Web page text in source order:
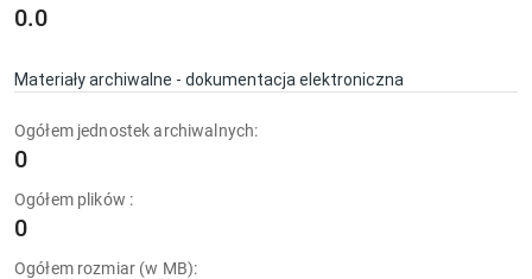
0.0
Materiały archiwalne - dokumentacja elektroniczna
Ogółem jednostek archiwalnych:
0
Ogółem plików :
0
Ogółem rozmiar (w MB):